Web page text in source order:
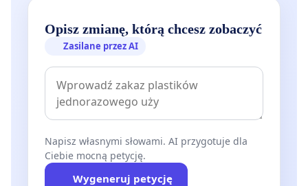
Opisz zmianę, którą chcesz zobaczyć
Zasilane przez AI
Napisz własnymi słowami. AI przygotuje dla
Ciebie mocną petycję.
Wygeneruj petycję